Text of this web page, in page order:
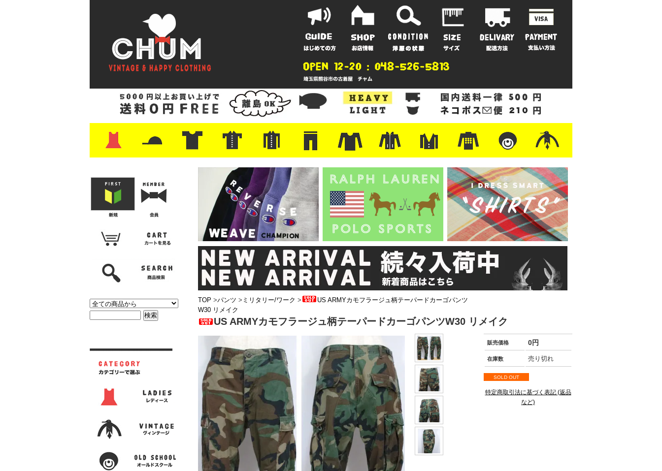
・レザーシューズ/スニーカー
・プリントTシャツ
・バンド/ツアー
・キャラクター
・Nike/adidas/スポーツ
・チャンピオン
・サーフ/スケート
・ボーダー/総柄/無地
・フットボール/リンガー
・タンクトップ/NBA・ポロシャツ
・半袖シャツ
・アロハ/サーフ/ボーリング
・ラルフ/ブランド
・無地/チェック/ストライプ
・ワーク/ミリタリー/ウエスタ
・ネル/ウール ・ショートパンツ
・アウトドア/グラミチ
・ジーンズ/ペインター
・Levi's RED
・ミリタリー/ワーク
・コーデュロイ/スタプレ
・コットン/スラックス/チノ
・オーバーオール/つなぎ
・ジャージ/スウェット/ナイロ
ン
・セントジェームス/ルミノア
・ロンT/サーマル/ラグビー・プリント/半袖/スウェット
・チャンピオン/リバース
・パーカー ・デニム/コットン
・アウトドア/フリース
・ジャージ/ナイロン
・ミリタリー/ワーク
・ウール/レザー
・スーツ/ジレ
TOP >パンツ > ミリタリー/ワーク >
US ARMYカモフラージュ柄テーパードカーゴパンツ
W30 リメイク
US ARMYカモフラージュ柄テーパードカーゴパンツW30 リメイク
販売価格 0円
在庫数 売り切れ
SOLD OUT
特定商取引法に基づく表記 (返品
など)